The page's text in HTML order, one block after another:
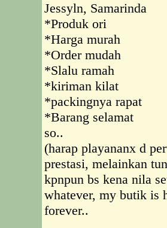
Jessyln, Samarinda
*Produk ori
*Harga murah
*Order mudah
*Slalu ramah
*kiriman kilat
*packingnya rapat
*Barang selamat
so..
(harap playananx d
prestasi, melainkan
kpnpun bs kena nila
whatever, my butik is
forever..